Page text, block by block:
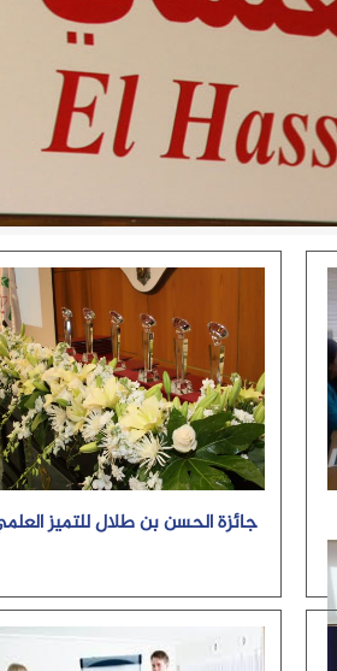
جائزة الحسن بن طلال للتميز